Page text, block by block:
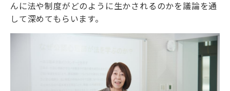
んに法や制度がどのように生かされるのかを議論を通
して深めてもらいます。